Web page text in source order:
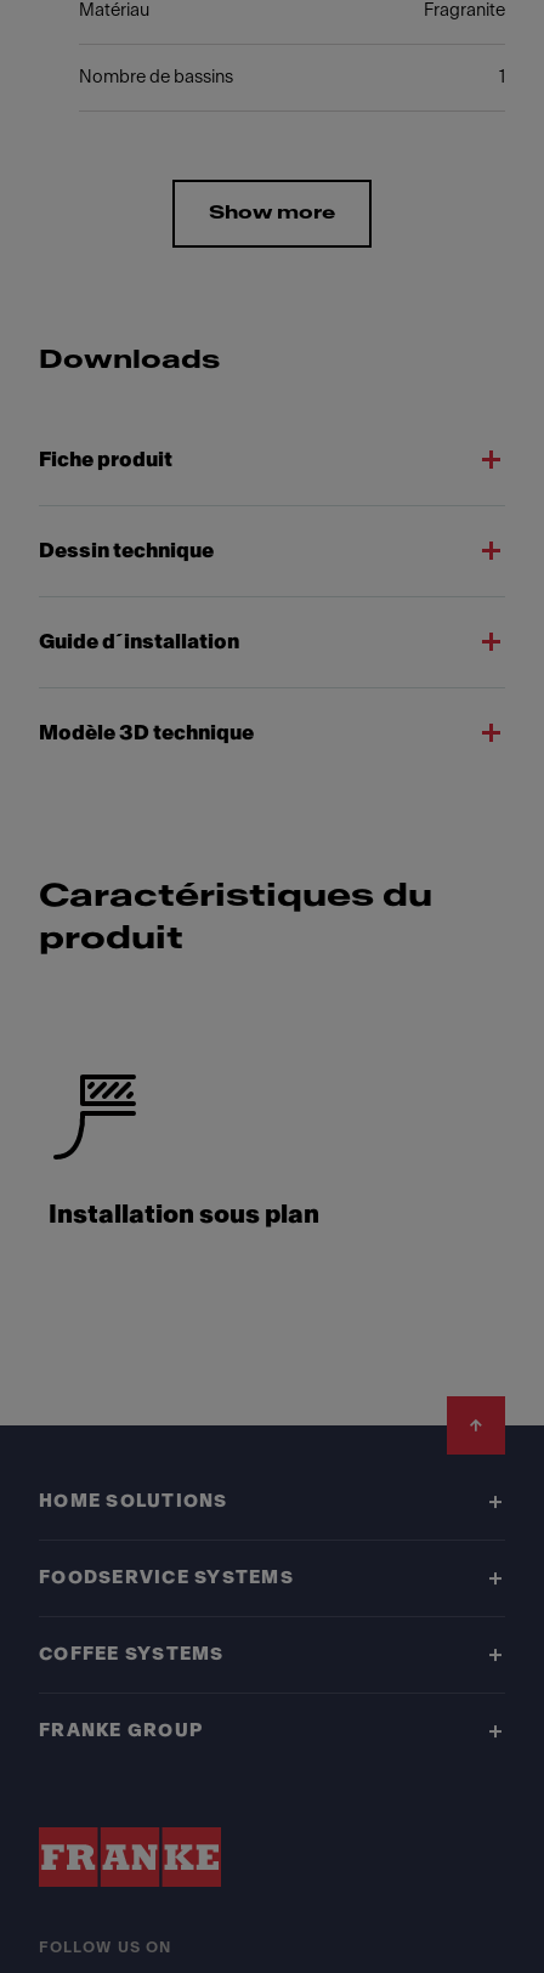
Matériau Fragranite
Nombre de bassins 1
Show more
Downloads
Fiche produit
Dessin technique
Guide d´installation
Modèle 3D technique
Caractéristiques du
produit
Installation sous plan
HOME SOLUTIONS
FOODSERVICE SYSTEMS
COFFEE SYSTEMS
FRANKE GROUP
FOLLOW US ON